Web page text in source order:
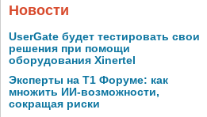
Новости
UserGate будет тестировать свои
решения при помощи
оборудования Xinertel
Эксперты на Т1 Форуме: как
множить ИИ-возможности,
сокращая риски